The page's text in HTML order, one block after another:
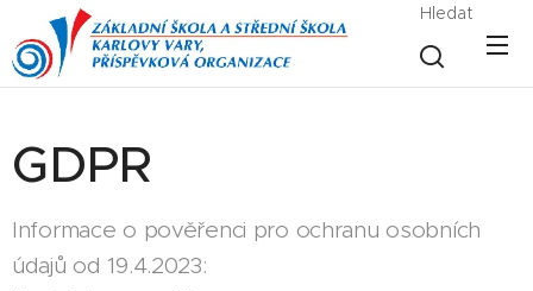
Hledat
GDPR
Informace o pověřenci pro ochranu osobních
údajů od 19.4.2023: